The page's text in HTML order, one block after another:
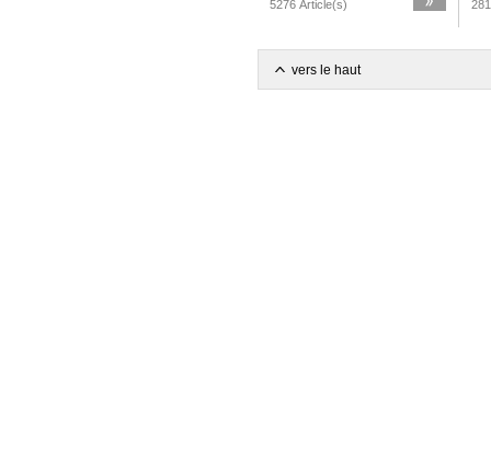
5276 Article(s)
vers le haut